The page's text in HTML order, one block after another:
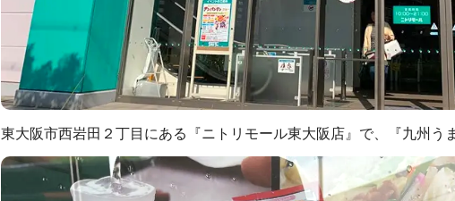
東大阪市西岩田２丁目にある『ニトリモール東大阪店』で、『九州う